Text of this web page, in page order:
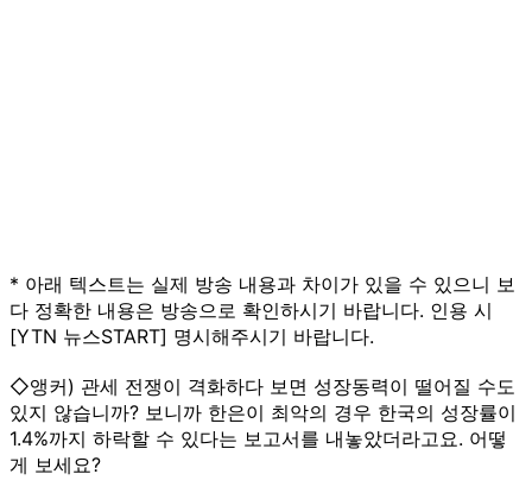
* 아래 텍스트는 실제 방송 내용과 차이가 있을 수 있으니 보
다 정확한 내용은 방송으로 확인하시기 바랍니다. 인용 시
[YTN 뉴스START] 명시해주시기 바랍니다.
◇앵커) 관세 전쟁이 격화하다 보면 성장동력이 떨어질 수도
있지 않습니까? 보니까 한은이 최악의 경우 한국의 성장률이
1.4%까지 하락할 수 있다는 보고서를 내놓았더라고요. 어떻
게 보세요?